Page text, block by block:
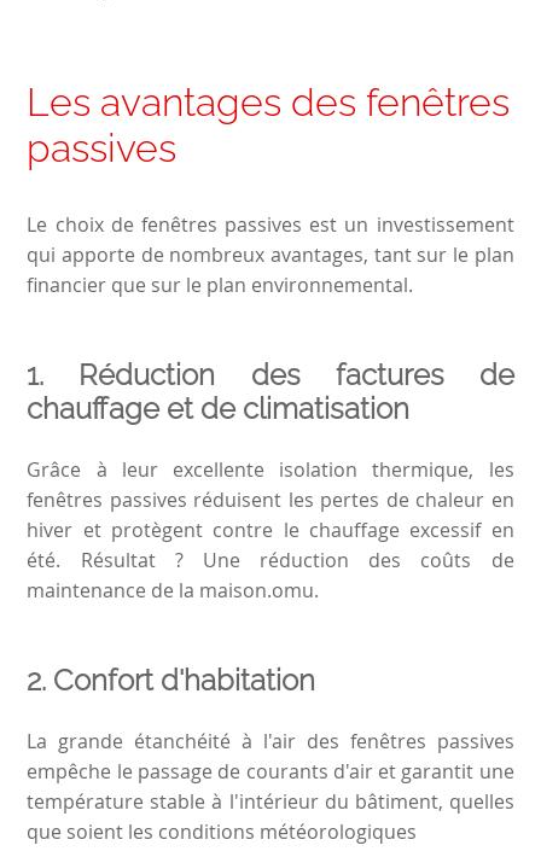
Les avantages des fenêtres
passives
Le choix de fenêtres passives est un investissement
qui apporte de nombreux avantages, tant sur le plan
financier que sur le plan environnemental.
1. Réduction des factures de
chauffage et de climatisation
Grâce à leur excellente isolation thermique, les
fenêtres passives réduisent les pertes de chaleur en
hiver et protègent contre le chauffage excessif en
été. Résultat ? Une réduction des coûts de
maintenance de la maison.omu.
2. Confort d'habitation
La grande étanchéité à l'air des fenêtres passives
empêche le passage de courants d'air et garantit une
température stable à l'intérieur du bâtiment, quelles
que soient les conditions météorologiques